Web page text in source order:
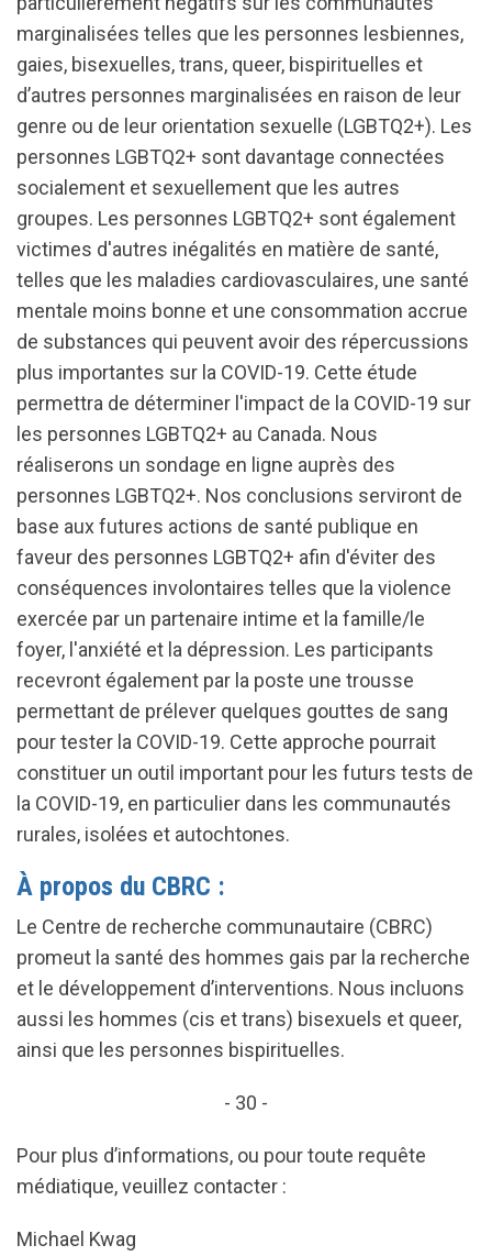
marginalisées telles que les personnes lesbiennes,
gaies, bisexuelles, trans, queer, bispirituelles et
d’autres personnes marginalisées en raison de leur
genre ou de leur orientation sexuelle (LGBTQ2+). Les
personnes LGBTQ2+ sont davantage connectées
socialement et sexuellement que les autres
groupes. Les personnes LGBTQ2+ sont également
victimes d'autres inégalités en matière de santé,
telles que les maladies cardiovasculaires, une santé
mentale moins bonne et une consommation accrue
de substances qui peuvent avoir des répercussions
plus importantes sur la COVID-19. Cette étude
permettra de déterminer l'impact de la COVID-19 sur
les personnes LGBTQ2+ au Canada. Nous
réaliserons un sondage en ligne auprès des
personnes LGBTQ2+. Nos conclusions serviront de
base aux futures actions de santé publique en
faveur des personnes LGBTQ2+ afin d'éviter des
conséquences involontaires telles que la violence
exercée par un partenaire intime et la famille/le
foyer, l'anxiété et la dépression. Les participants
recevront également par la poste une trousse
permettant de prélever quelques gouttes de sang
pour tester la COVID-19. Cette approche pourrait
constituer un outil important pour les futurs tests de
la COVID-19, en particulier dans les communautés
rurales, isolées et autochtones.
À propos du CBRC :
Le Centre de recherche communautaire (CBRC)
promeut la santé des hommes gais par la recherche
et le développement d’interventions. Nous incluons
aussi les hommes (cis et trans) bisexuels et queer,
ainsi que les personnes bispirituelles.
- 30 -
Pour plus d’informations, ou pour toute requête
médiatique, veuillez contacter :
Michael Kwag